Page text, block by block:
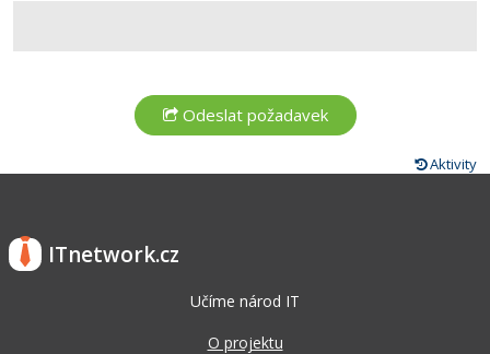
Aktivity
ITnetwork.cz
Učíme národ IT
O projektu